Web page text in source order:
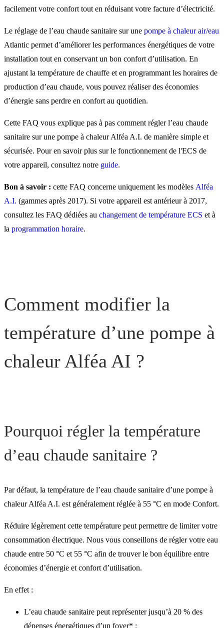
sanitaire d’une pompe à
chaleur Alféa AI
Besoin d’aide pour régler
votre pompe à chaleur ?
facilement votre confort tout en réduisant votre facture d’électricité.
Le réglage de l’eau chaude sanitaire sur une pompe à chaleur air/eau
Atlantic permet d’améliorer les performances énergétiques de votre
installation tout en conservant un bon confort d’utilisation. En
ajustant la température de chauffe et en programmant les horaires de
production d’eau chaude, vous pouvez réaliser des économies
d’énergie sans perdre en confort au quotidien.
Cette FAQ vous explique pas à pas comment régler l’eau chaude
sanitaire sur une pompe à chaleur Alféa A.I. de manière simple et
sécurisée. Pour en savoir plus sur le fonctionnement de l'ECS de
votre appareil, consultez notre guide.
Bon à savoir : cette FAQ concerne uniquement les modèles Alféa
A.I. (gammes après 2017). Si votre appareil est antérieur à 2017,
consultez les FAQ dédiées au changement de température ECS et à
la programmation horaire.
Comment modifier la
température d’une pompe à
chaleur Alféa AI ?
Pourquoi régler la température
d’eau chaude sanitaire ?
Par défaut, la température de l’eau chaude sanitaire d’une pompe à
chaleur Alféa A.I. est généralement réglée à 55 °C en mode Confort.
Réduire légèrement cette température peut permettre de limiter votre
consommation électrique. Nous vous conseillons de régler votre eau
chaude entre 50 °C et 55 °C afin de trouver le bon équilibre entre
économies d’énergie et confort d’utilisation.
En effet :
L’eau chaude sanitaire peut représenter jusqu’à 20 % des
dépenses énergétiques d’un foyer* ;